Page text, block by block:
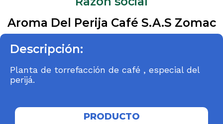
Aroma Del Perija Café S.A.S Zomac
Descripción:
Planta de torrefacción de café , especial del
perijá.
PRODUCTO